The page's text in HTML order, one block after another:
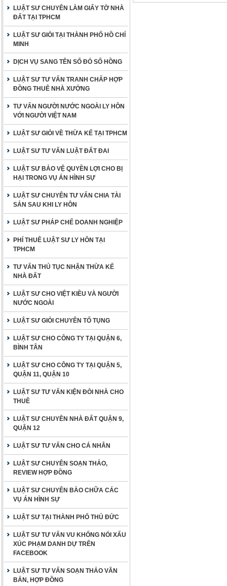
LUẬT SƯ CHUYÊN LÀM GIẤY TỜ NHÀ
ĐẤT TẠI TPHCM
LUẬT SƯ GIỎI TẠI THÀNH PHỐ HỒ CHÍ
MINH
DỊCH VỤ SANG TÊN SỔ ĐỎ SỔ HỒNG
LUẬT SƯ TƯ VẤN TRANH CHẤP HỢP
ĐỒNG THUÊ NHÀ XƯỞNG
TƯ VẤN NGƯỜI NƯỚC NGOÀI LY HÔN
VỚI NGƯỜI VIỆT NAM
LUẬT SƯ GIỎI VỀ THỪA KẾ TẠI TPHCM
LUẬT SƯ TƯ VẤN LUẬT ĐẤT ĐAI
LUẬT SƯ BẢO VỆ QUYỀN LỢI CHO BỊ
HẠI TRONG VỤ ÁN HÌNH SỰ
LUẬT SƯ CHUYÊN TƯ VẤN CHIA TÀI
SẢN SAU KHI LY HÔN
LUẬT SƯ PHÁP CHẾ DOANH NGHIỆP
PHÍ THUÊ LUẬT SƯ LY HÔN TẠI
TPHCM
TƯ VẤN THỦ TỤC NHẬN THỪA KẾ
NHÀ ĐẤT
LUẬT SƯ CHO VIỆT KIỀU VÀ NGƯỜI
NƯỚC NGOÀI
LUẬT SƯ GIỎI CHUYÊN TỐ TỤNG
LUẬT SƯ CHO CÔNG TY TẠI QUẬN 6,
BÌNH TÂN
LUẬT SƯ CHO CÔNG TY TẠI QUẬN 5,
QUẬN 11, QUẬN 10
LUẬT SƯ TƯ VẤN KIỆN ĐÒI NHÀ CHO
THUÊ
LUẬT SƯ CHUYÊN NHÀ ĐẤT QUẬN 9,
QUẬN 12
LUẬT SƯ TƯ VẤN CHO CÁ NHÂN
LUẬT SƯ CHUYÊN SOẠN THẢO,
REVIEW HỢP ĐỒNG
LUẬT SƯ CHUYÊN BÀO CHỮA CÁC
VỤ ÁN HÌNH SỰ
LUẬT SƯ TẠI THÀNH PHỐ THỦ ĐỨC
LUẬT SƯ TƯ VẤN VU KHỐNG NÓI XẤU
XÚC PHẠM DANH DỰ TRÊN
FACEBOOK
LUẬT SƯ TƯ VẤN SOẠN THẢO VĂN
BẢN, HỢP ĐỒNG